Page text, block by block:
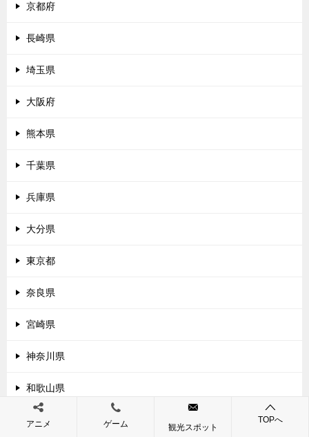
京都府
長崎県
埼玉県
大阪府
熊本県
千葉県
兵庫県
大分県
東京都
奈良県
宮崎県
神奈川県
和歌山県
鹿児島県
アニメ ゲーム 観光スポット
TOPへ